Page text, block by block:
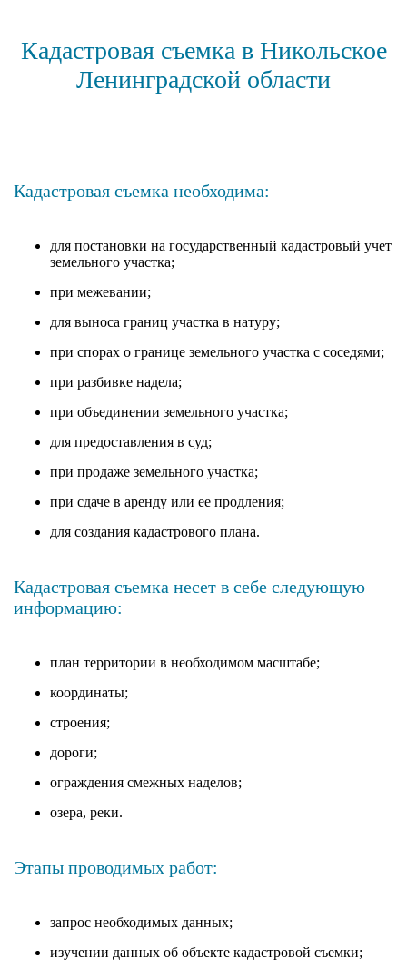
Кадастровая съемка в Никольское
Ленинградской области
Кадастровая съемка необходима:
для постановки на государственный кадастровый учет
земельного участка;
при межевании;
для выноса границ участка в натуру;
при спорах о границе земельного участка с соседями;
при разбивке надела;
при объединении земельного участка;
для предоставления в суд;
при продаже земельного участка;
при сдаче в аренду или ее продления;
для создания кадастрового плана.
Кадастровая съемка несет в себе следующую
информацию:
план территории в необходимом масштабе;
координаты;
строения;
дороги;
ограждения смежных наделов;
озера, реки.
Этапы проводимых работ:
запрос необходимых данных;
изучении данных об объекте кадастровой съемки;